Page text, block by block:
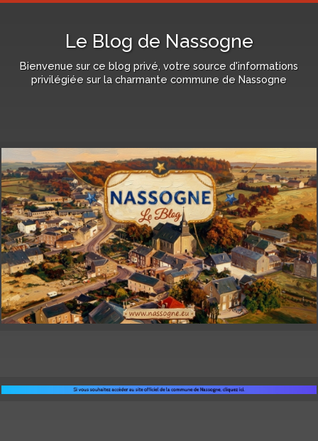
Le Blog de Nassogne
Bienvenue sur ce blog privé, votre source d'informations
privilégiée sur la charmante commune de Nassogne